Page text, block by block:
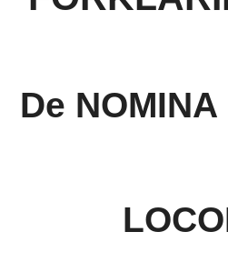
De